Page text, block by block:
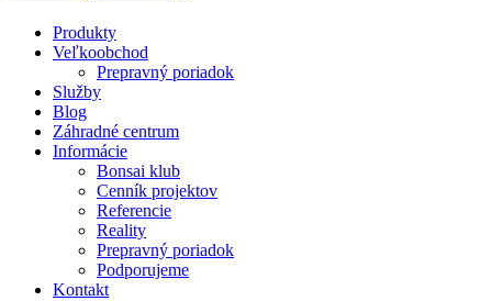
Produkty
Veľkoobchod
Prepravný poriadok
Služby
Blog
Záhradné centrum
Informácie
Bonsai klub
Cenník projektov
Referencie
Reality
Prepravný poriadok
Podporujeme
Kontakt